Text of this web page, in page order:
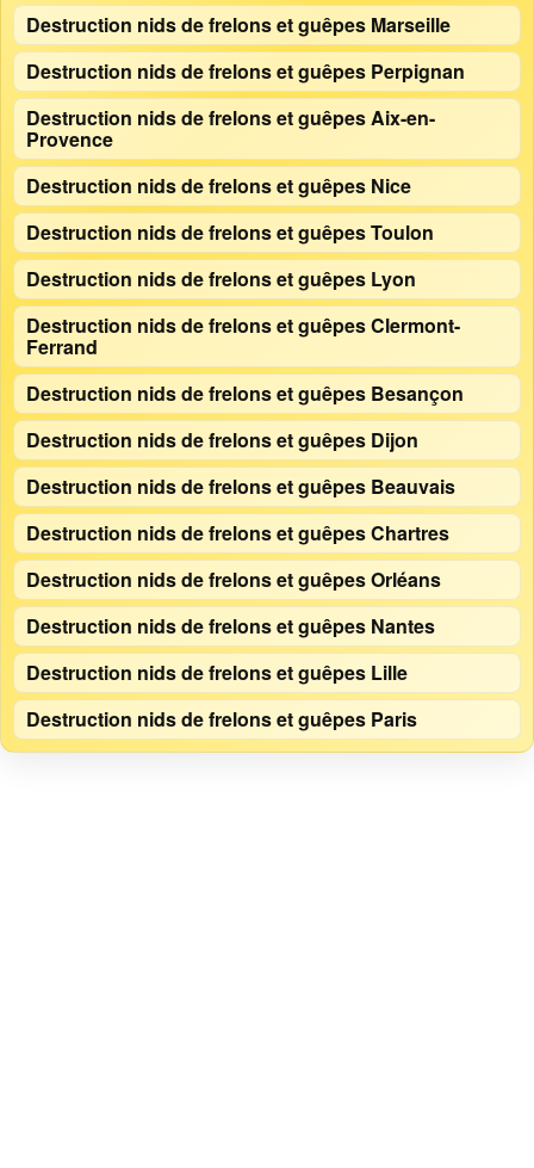
Destruction nids de frelons et guêpes Marseille
Destruction nids de frelons et guêpes Perpignan
Destruction nids de frelons et guêpes Aix-en-
Provence
Destruction nids de frelons et guêpes Nice
Destruction nids de frelons et guêpes Toulon
Destruction nids de frelons et guêpes Lyon
Destruction nids de frelons et guêpes Clermont-
Ferrand
Destruction nids de frelons et guêpes Besançon
Destruction nids de frelons et guêpes Dijon
Destruction nids de frelons et guêpes Beauvais
Destruction nids de frelons et guêpes Chartres
Destruction nids de frelons et guêpes Orléans
Destruction nids de frelons et guêpes Nantes
Destruction nids de frelons et guêpes Lille
Destruction nids de frelons et guêpes Paris